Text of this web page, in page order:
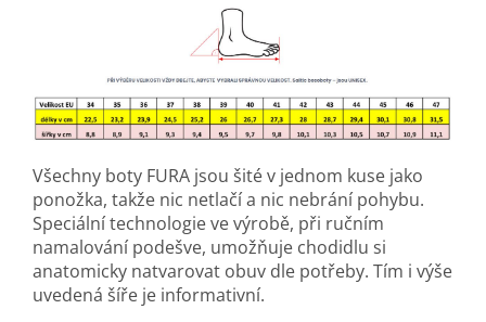
Všechny boty FURA jsou šité v jednom kuse jako
ponožka, takže nic netlačí a nic nebrání pohybu.
Speciální technologie ve výrobě, při ručním
namalování podešve, umožňuje chodidlu si
anatomicky natvarovat obuv dle potřeby. Tím i výše
uvedená šíře je informativní.